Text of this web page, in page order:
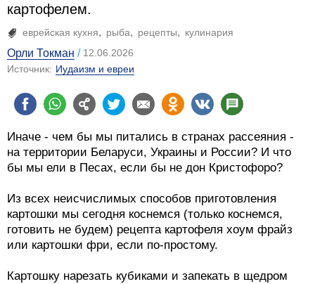
картофелем.
еврейская кухня рыба рецепты кулинария
Орли Токман
12.06.2026
Источник: Иудаизм и евреи
Иначе - чем бы мы питались в странах рассеяния -
на территории Беларуси, Украины и России? И что
бы мы ели в Песах, если бы не дон Кристофоро?
Из всех неисчислимых способов приготовления
картошки мы сегодня коснемся (только коснемся,
готовить не будем) рецепта картофеля хоум фрайз
или картошки фри, если по-простому.
Картошку нарезать кубиками и запекать в щедром